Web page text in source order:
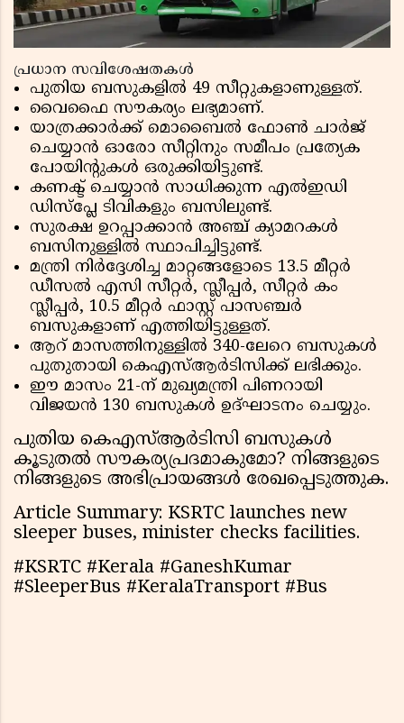
പ്രധാന സവിശേഷതകൾ
പുതിയ ബസുകളിൽ 49 സീറ്റുകളാണുള്ളത്.
വൈഫൈ സൗകര്യം ലഭ്യമാണ്.
യാത്രക്കാർക്ക് മൊബൈൽ ഫോൺ ചാർജ്
ചെയ്യാൻ ഓരോ സീറ്റിനും സമീപം പ്രത്യേക
പോയിന്റുകൾ ഒരുക്കിയിട്ടുണ്ട്.
കണക്ട് ചെയ്യാൻ സാധിക്കുന്ന എൽഇഡി
ഡിസ്പ്ലേ ടിവികളും ബസിലുണ്ട്.
സുരക്ഷ ഉറപ്പാക്കാൻ അഞ്ച് ക്യാമറകൾ
ബസിനുള്ളിൽ സ്ഥാപിച്ചിട്ടുണ്ട്.
മന്ത്രി നിർദ്ദേശിച്ച മാറ്റങ്ങളോടെ 13.5 മീറ്റർ
ഡീസൽ എസി സീറ്റർ, സ്ലീപ്പർ, സീറ്റർ കം
സ്ലീപ്പർ, 10.5 മീറ്റർ ഫാസ്റ്റ് പാസഞ്ചർ
ബസുകളാണ് എത്തിയിട്ടുള്ളത്.
ആറ് മാസത്തിനുള്ളിൽ 340-ലേറെ ബസുകൾ
പുതുതായി കെഎസ്ആർടിസിക്ക് ലഭിക്കും.
ഈ മാസം 21-ന് മുഖ്യമന്ത്രി പിണറായി
വിജയൻ 130 ബസുകൾ ഉദ്ഘാടനം ചെയ്യും.
പുതിയ കെഎസ്ആർടിസി ബസുകൾ
കൂടുതൽ സൗകര്യപ്രദമാകുമോ? നിങ്ങളുടെ
നിങ്ങളുടെ അഭിപ്രായങ്ങൾ രേഖപ്പെടുത്തുക.
Article Summary: KSRTC launches new
sleeper buses, minister checks facilities.
#KSRTC #Kerala #GaneshKumar
#SleeperBus #KeralaTransport #Bus